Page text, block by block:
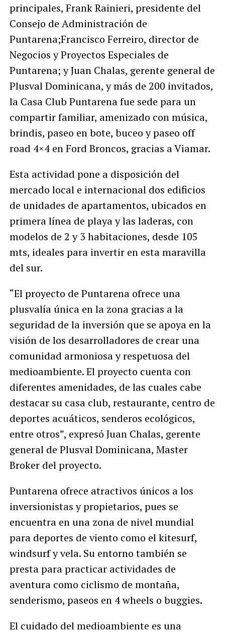
principales, Frank Rainieri, presidente del
Consejo de Administración de
Puntarena;Francisco Ferreiro, director de
Negocios y Proyectos Especiales de
Puntarena; y Juan Chalas, gerente general de
Plusval Dominicana, y más de 200 invitados,
la Casa Club Puntarena fue sede para un
compartir familiar, amenizado con música,
brindis, paseo en bote, buceo y paseo off
road 4×4 en Ford Broncos, gracias a Viamar.
Esta actividad pone a disposición del
mercado local e internacional dos edificios
de unidades de apartamentos, ubicados en
primera línea de playa y las laderas, con
modelos de 2 y 3 habitaciones, desde 105
mts, ideales para invertir en esta maravilla
del sur.
“El proyecto de Puntarena ofrece una
plusvalía única en la zona gracias a la
seguridad de la inversión que se apoya en la
visión de los desarrolladores de crear una
comunidad armoniosa y respetuosa del
medioambiente. El proyecto cuenta con
diferentes amenidades, de las cuales cabe
destacar su casa club, restaurante, centro de
deportes acuáticos, senderos ecológicos,
entre otros”, expresó Juan Chalas, gerente
general de Plusval Dominicana, Master
Broker del proyecto.
Puntarena ofrece atractivos únicos a los
inversionistas y propietarios, pues se
encuentra en una zona de nivel mundial
para deportes de viento como el kitesurf,
windsurf y vela. Su entorno también se
presta para practicar actividades de
aventura como ciclismo de montaña,
senderismo, paseos en 4 wheels o buggies.
El cuidado del medioambiente es una